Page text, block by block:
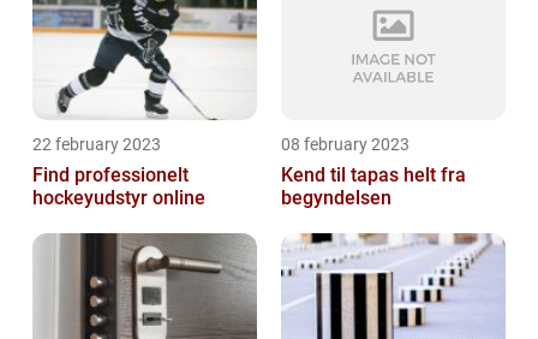
22 february 2023
Find professionelt
hockeyudstyr online
08 february 2023
Kend til tapas helt fra
begyndelsen